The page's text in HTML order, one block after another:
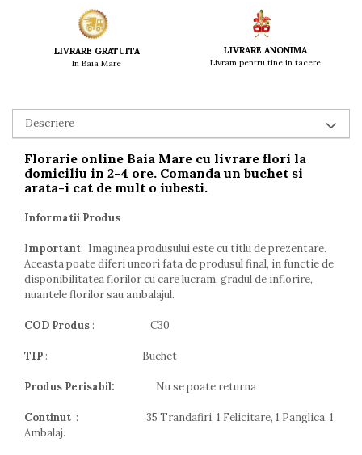
LIVRARE GRATUITA
In Baia Mare
LIVRARE ANONIMA
Livram pentru tine in tacere
Descriere
Florarie online Baia Mare cu livrare flori la
domiciliu in 2-4 ore. Comanda un buchet si
arata-i cat de mult o iubesti.
Informatii Produs
Important: Imaginea produsului este cu titlu de prezentare.
Aceasta poate diferi uneori fata de produsul final, in functie de
disponibilitatea florilor cu care lucram, gradul de inflorire,
nuantele florilor sau ambalajul.
COD Produs : C30
TIP : Buchet
Produs Perisabil: Nu se poate returna
Continut : 35 Trandafiri, 1 Felicitare, 1 Panglica, 1
Ambalaj.